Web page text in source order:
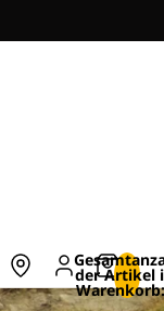
der Artikel